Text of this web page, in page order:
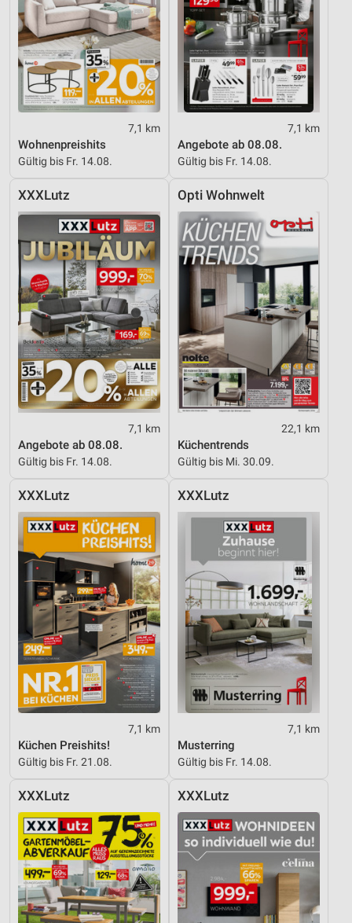
7,1 km
Wohnenpreishits
Gültig bis Fr. 14.08.
7,1 km
Angebote ab 08.08.
Gültig bis Fr. 14.08.
XXXLutz
7,1 km
Angebote ab 08.08.
Gültig bis Fr. 14.08.
Opti Wohnwelt
22,1 km
Küchentrends
Gültig bis Mi. 30.09.
XXXLutz
7,1 km
Küchen Preishits!
Gültig bis Fr. 21.08.
XXXLutz
7,1 km
Musterring
Gültig bis Fr. 14.08.
XXXLutz XXXLutz